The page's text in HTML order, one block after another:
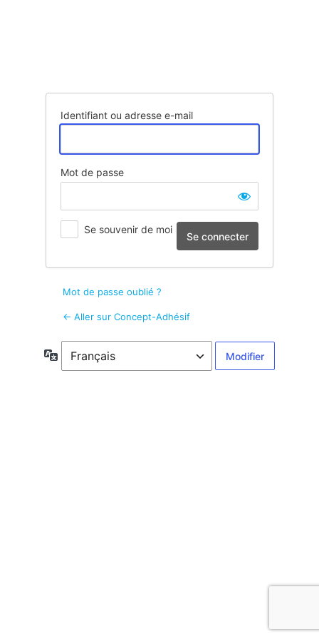
Identifiant ou adresse e-mail
Mot de passe
Se souvenir de moi
Mot de passe oublié ?
← Aller sur Concept-Adhésif
Langue